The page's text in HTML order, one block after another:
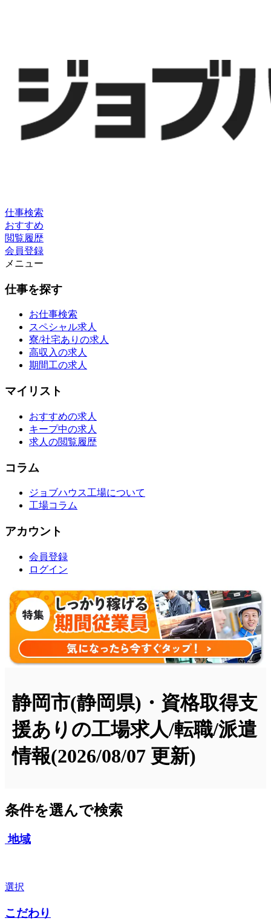
仕事検索
おすすめ
閲覧履歴
会員登録
メニュー
仕事を探す
お仕事検索
スペシャル求人
寮/社宅ありの求人
高収入の求人
期間工の求人
マイリスト
おすすめの求人
キープ中の求人
求人の閲覧履歴
コラム
ジョブハウス工場について
工場コラム
アカウント
会員登録
ログイン
静岡市(静岡県)・資格取得支
援ありの工場求人/転職/派遣
情報(2026/08/07 更新)
条件を選んで検索
地域
選択
こだわり